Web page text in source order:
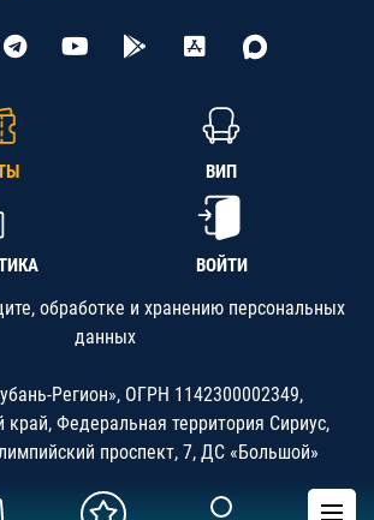
ВИП
ВОЙТИ
обработке и хранению персональных
данных
Регион», ОГРН 1142300002349,
край, Федеральная территория Сириус,
проспект, 7, ДС «Большой»